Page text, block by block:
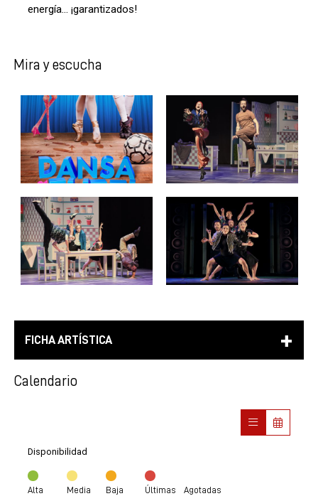
energía... ¡garantizados!
Mira y escucha
FICHA ARTÍSTICA
Calendario
Disponibilidad
Alta Media Baja
Últimas
Agotadas